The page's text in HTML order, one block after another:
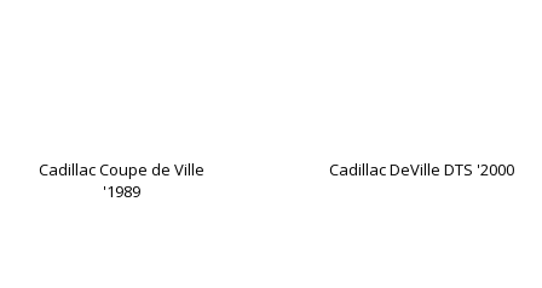
Cadillac Coupe de Ville
'1989
Cadillac DeVille DTS '2000